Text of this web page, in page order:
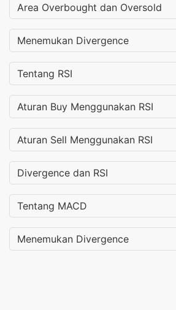
Area Overbought dan Oversold
Menemukan Divergence
Tentang RSI
Aturan Buy Menggunakan RSI
Aturan Sell Menggunakan RSI
Divergence dan RSI
Tentang MACD
Menemukan Divergence